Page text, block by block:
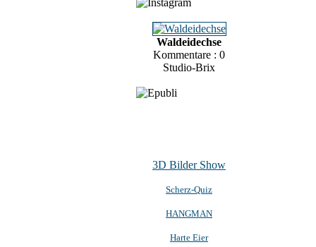
Waldeidechse
Kommentare : 0
Studio-Brix
3D Bilder Show
Scherz-Quiz
HANGMAN
Harte Eier